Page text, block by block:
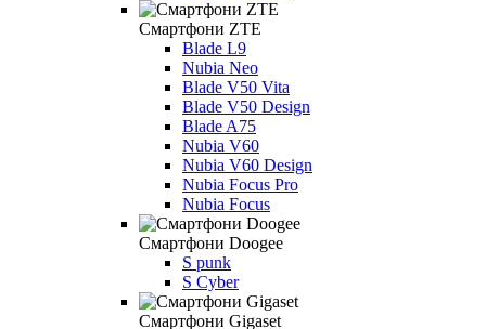
Смартфони ZTE
Blade L9
Nubia Neo
Blade V50 Vita
Blade V50 Design
Blade A75
Nubia V60
Nubia V60 Design
Nubia Focus Pro
Nubia Focus
Смартфони Doogee
S punk
S Cyber
Смартфони Gigaset